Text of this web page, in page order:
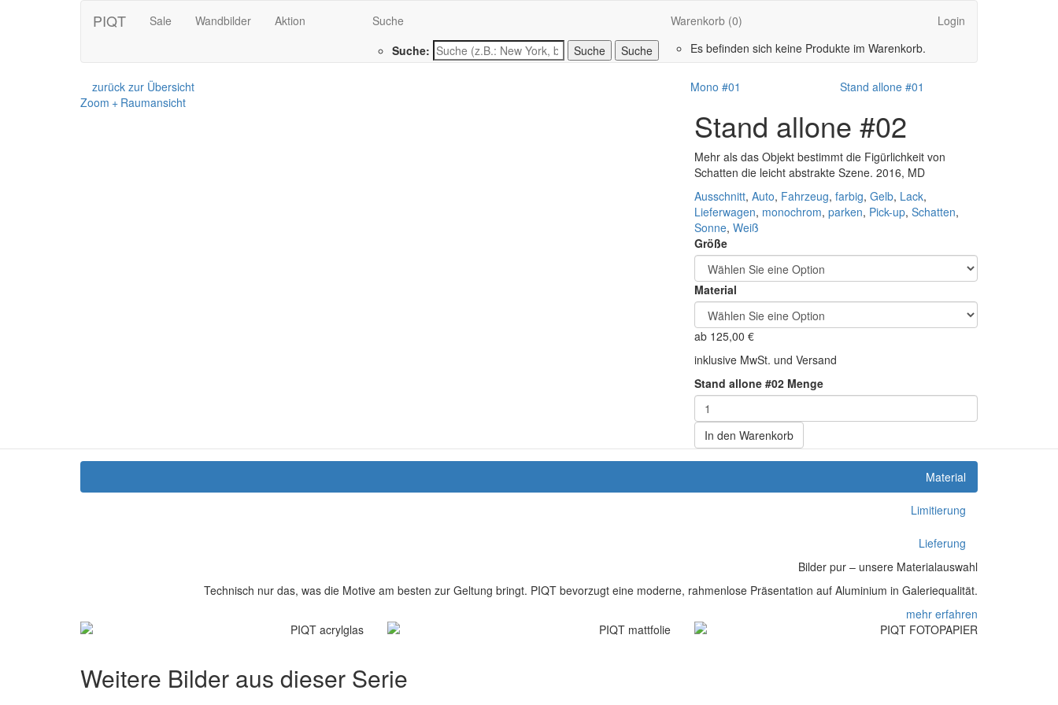
PIQT Sale Wandbilder Aktion
Suche
Suche:
Suche
Warenkorb (0)
Es befinden sich keine Produkte im Warenkorb.
Login
zurück zur Übersicht Mono #01
Stand allone #01
Zoom + Raumansicht
Stand allone #02
Mehr als das Objekt bestimmt die Figürlichkeit von
Schatten die leicht abstrakte Szene. 2016, MD
Ausschnitt, Auto, Fahrzeug, farbig, Gelb, Lack,
Lieferwagen, monochrom, parken, Pick-up, Schatten,
Sonne, Weiß
Größe
Material
ab 125,00 €
inklusive MwSt. und Versand
Stand allone #02 Menge
In den Warenkorb
Material
Limitierung
Lieferung
Bilder pur – unsere Materialauswahl
Technisch nur das, was die Motive am besten zur Geltung bringt. PIQT bevorzugt eine moderne, rahmenlose Präsentation auf Aluminium in Galeriequalität.
mehr erfahren
Weitere Bilder aus dieser Serie